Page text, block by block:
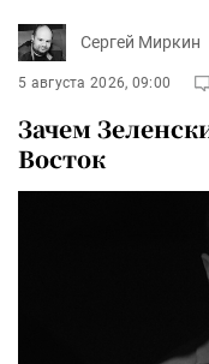
Сергей Миркин
5 августа 2026, 09:00
Зачем
Восток